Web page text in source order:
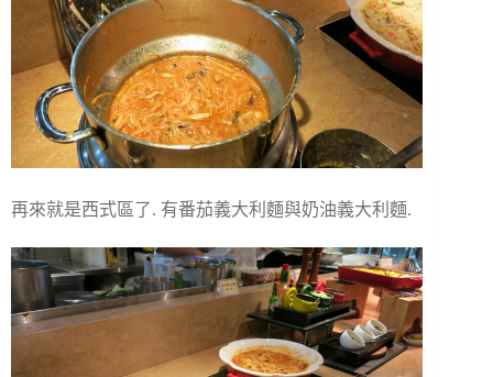
再來就是西式區了. 有番茄義大利麵與奶油義大利麵.